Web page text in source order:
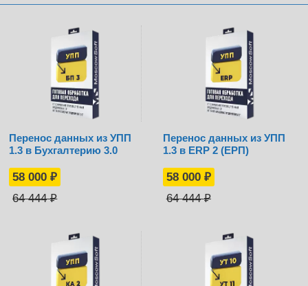
Перенос данных из УПП
1.3 в Бухгалтерию 3.0
58 000₽
64 444₽
Перенос данных из УПП
1.3 в ERP 2 (ЕРП)
58 000 ₽
64 444₽